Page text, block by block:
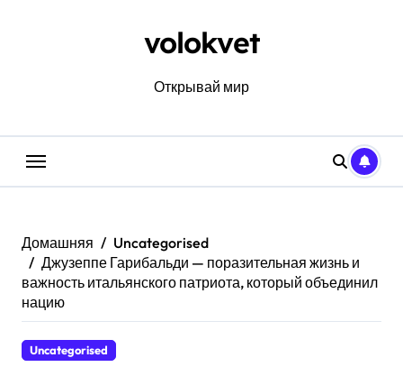
volokvet
Открывай мир
Домашняя
Uncategorised
Джузеппе Гарибальди — поразительная жизнь и
важность итальянского патриота, который объединил
нацию
Uncategorised